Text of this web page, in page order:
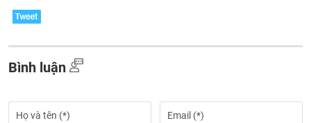
Bình luận